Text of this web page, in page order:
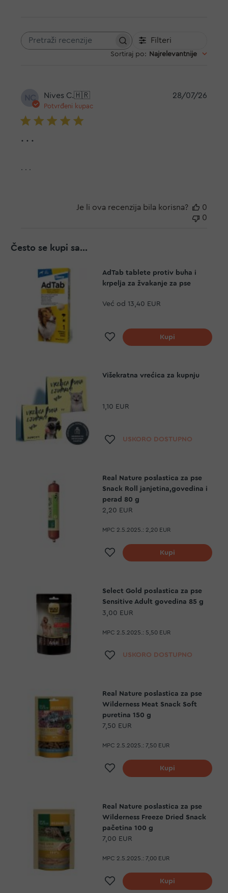
Pretraži
Filteri
Sortiraj po: Najrelevantnije
NC Nives C.🇭🇷
Potvrđeni kupac
. . .
. . .
28/07/26
Je li ova recenzija bila korisna?
0
0
Često se kupi sa...
AdTab tablete protiv buha i
krpelja za žvakanje za pse
Već od 13,40 EUR
Dodaj na listu želja
Kupi
Višekratna vrećica za kupnju
1,10 EUR
Dodaj na listu želja
USKORO DOSTUPNO
Real Nature poslastica za pse
Snack Roll janjetina,govedina i
perad 80 g
2,20 EUR
MPC 2.5.2025.: 2,20 EUR
Dodaj na listu želja
Kupi
Select Gold poslastica za pse
Sensitive Adult govedina 85 g
3,00 EUR
MPC 2.5.2025.: 5,50 EUR
Dodaj na listu želja
USKORO DOSTUPNO
Real Nature poslastica za pse
Wilderness Meat Snack Soft
puretina 150 g
7,50 EUR
MPC 2.5.2025.: 7,50 EUR
Dodaj na listu želja
Kupi
Real Nature poslastica za pse
Wilderness Freeze Dried Snack
pačetina 100 g
7,00 EUR
MPC 2.5.2025.: 7,00 EUR
Dodaj na listu želja
Kupi